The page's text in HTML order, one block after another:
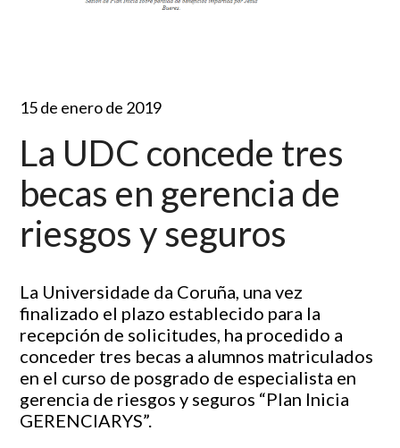
15 de enero de 2019
La UDC concede tres
becas en gerencia de
riesgos y seguros
La Universidade da Coruña, una vez
finalizado el plazo establecido para la
recepción de solicitudes, ha procedido a
conceder tres becas a alumnos matriculados
en el curso de posgrado de especialista en
gerencia de riesgos y seguros “Plan Inicia
GERENCIARYS”.